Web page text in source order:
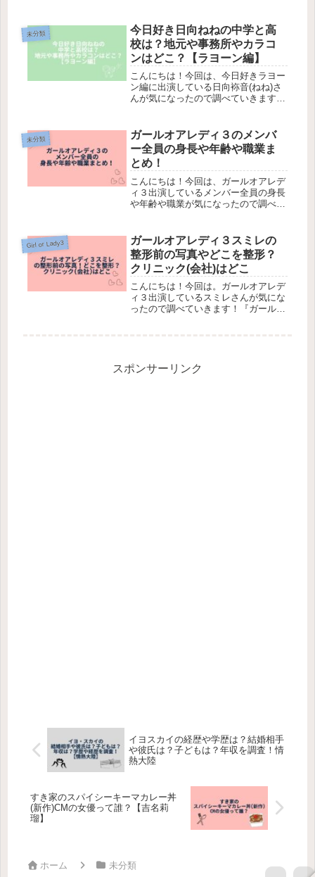
た。そして、刺された女性はこの家に
通っていたケアマネージャーとの事で
す。...
未分類
今日好き日向ねねの中学と高
校は？地元や事務所やカラコ
ンはどこ？【ラヨーン編】
こんにちは！今回は、今日好きラヨー
ン編に出演している日向袮音(ねね)さ
んが気になったので調べていきます！
愛をする青春恋愛リアリティー番組で
す。ラヨーン編では、継続メンバー...
未分類
ガールオアレディ３のメンバ
ー全員の身長や年齢や職業ま
とめ！
こんにちは！今回は、ガールオアレデ
ィ３出演しているメンバー全員の身長
や年齢や職業が気になったので調べて
です。20代女性の「ガール」と30代女
性の「レディ」が参加し、結婚を真...
Girl or Lady3
ガールオアレディ３スミレの
整形前の写真やどこを整形？
クリニック(会社)はどこ
こんにちは！今回は。ガールオアレデ
ィ３出演しているスミレさんが気にな
ったので調べていきます！『ガールオ
スポンサーリンク
イヨスカイの経歴や学歴は？結婚相手
や彼氏は？子どもは？年収を調査！情
熱大陸
すき家のスパイシーキーマカレー丼
(新作)CMの女優って誰？【吉名莉
瑠】
ホーム 未分類